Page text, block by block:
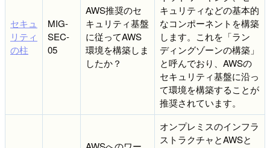
セキュ
リティ
の柱
MIG-
SEC-
05
AWS推奨のセ
キュリティ基盤
に従ってAWS
環境を構築しま
したか？
キュリティなどの基本的
なコンポーネントを構築
します。これを「ラン
ディングゾーンの構築」
と呼んでおり、AWSの
セキュリティ基盤に沿っ
て環境を構築することが
推奨されています。
オンプレミスのインフラ
ストラクチャとAWSと